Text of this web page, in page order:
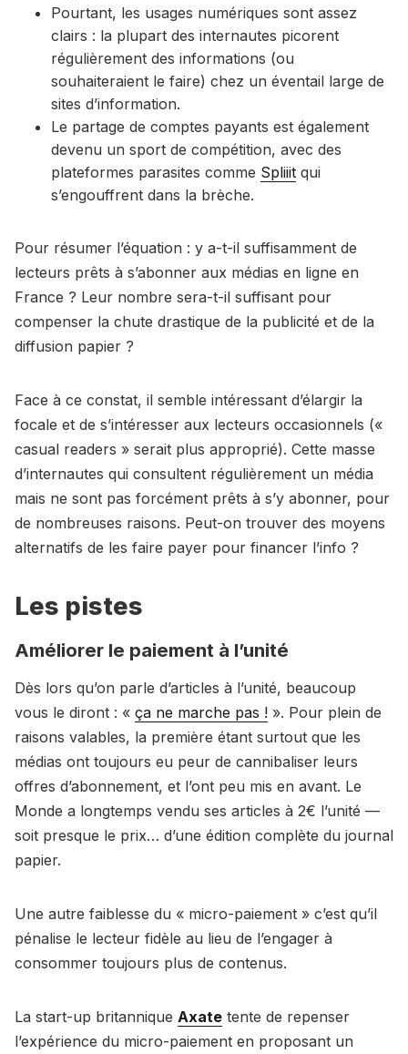
Pourtant, les usages numériques sont assez
clairs : la plupart des internautes picorent
régulièrement des informations (ou
souhaiteraient le faire) chez un éventail large de
sites d’information.
Le partage de comptes payants est également
devenu un sport de compétition, avec des
plateformes parasites comme Spliiit qui
s’engouffrent dans la brèche.
Pour résumer l’équation : y a-t-il suffisamment de
lecteurs prêts à s’abonner aux médias en ligne en
France ? Leur nombre sera-t-il suffisant pour
compenser la chute drastique de la publicité et de la
diffusion papier ?
Face à ce constat, il semble intéressant d’élargir la
focale et de s’intéresser aux lecteurs occasionnels («
casual readers » serait plus approprié). Cette masse
d’internautes qui consultent régulièrement un média
mais ne sont pas forcément prêts à s’y abonner, pour
de nombreuses raisons. Peut-on trouver des moyens
alternatifs de les faire payer pour financer l’info ?
Les pistes
Améliorer le paiement à l’unité
Dès lors qu’on parle d’articles à l’unité, beaucoup
vous le diront : « ça ne marche pas ! ». Pour plein de
raisons valables, la première étant surtout que les
médias ont toujours eu peur de cannibaliser leurs
offres d’abonnement, et l’ont peu mis en avant. Le
Monde a longtemps vendu ses articles à 2€ l’unité —
soit presque le prix… d’une édition complète du journal
papier.
Une autre faiblesse du « micro-paiement » c’est qu’il
pénalise le lecteur fidèle au lieu de l’engager à
consommer toujours plus de contenus.
La start-up britannique Axate tente de repenser
l’expérience du micro-paiement en proposant un